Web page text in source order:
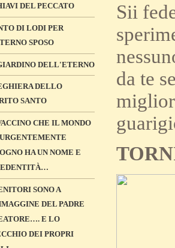
DEL PECCATO
DI LODI PER
SPOSO
DELL'ETERNO
DELLO
SANTO
CHE IL MONDO
HA UN NOME E
SONO A
DEL PADRE
E LO
DEI PROPRI
Sii
da te